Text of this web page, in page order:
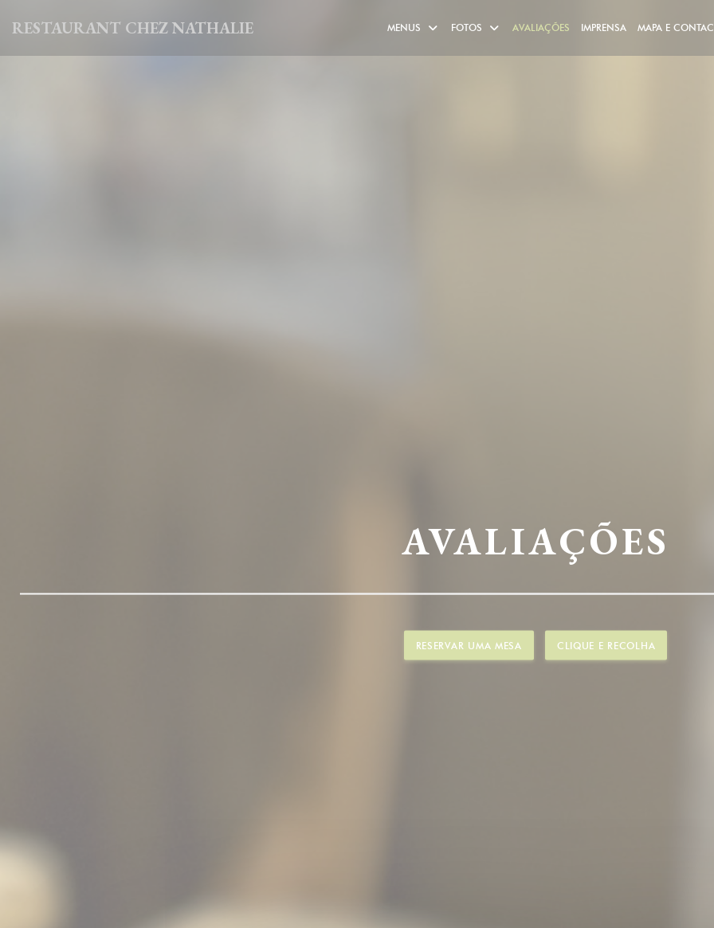
RESTAURANT CHEZ NATHALIE MENUS FOTOS AVALIAÇÕES IMPRENSA MAPA E
AVALIAÇÕES
RESERVAR UMA MESA CLIQUE E RECOLHA